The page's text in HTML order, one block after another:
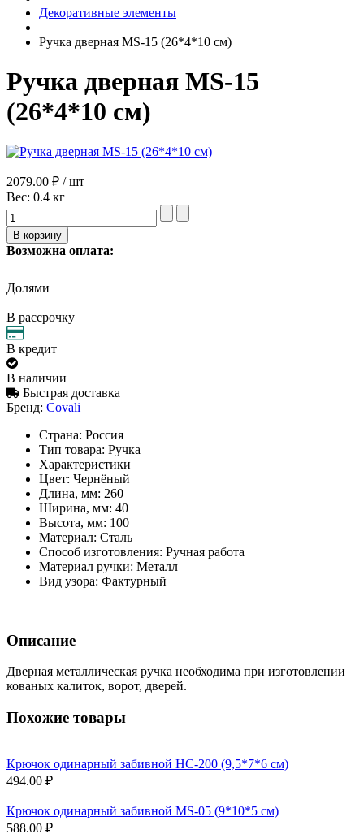
Декоративные элементы
Ручка дверная MS-15 (26*4*10 см)
Ручка дверная MS-15
(26*4*10 см)
2079.00 ₽ / шт
Вес: 0.4 кг
Возможна оплата:
Долями
В рассрочку
В кредит
В наличии
Быстрая доставка
Бренд: Covali
Страна: Россия
Тип товара: Ручка
Характеристики
Цвет: Чернёный
Длина, мм: 260
Ширина, мм: 40
Высота, мм: 100
Материал: Сталь
Способ изготовления: Ручная работа
Материал ручки: Металл
Вид узора: Фактурный
Описание
Дверная металлическая ручка необходима при изготовлении
кованых калиток, ворот, дверей.
Похожие товары
Крючок одинарный забивной НС-200 (9,5*7*6 см)
494.00 ₽
Крючок одинарный забивной MS-05 (9*10*5 см)
588.00 ₽